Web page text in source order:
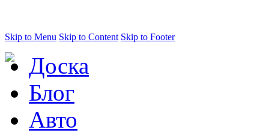
Skip to Menu Skip to Content Skip to Footer
Доска
Блог
Авто